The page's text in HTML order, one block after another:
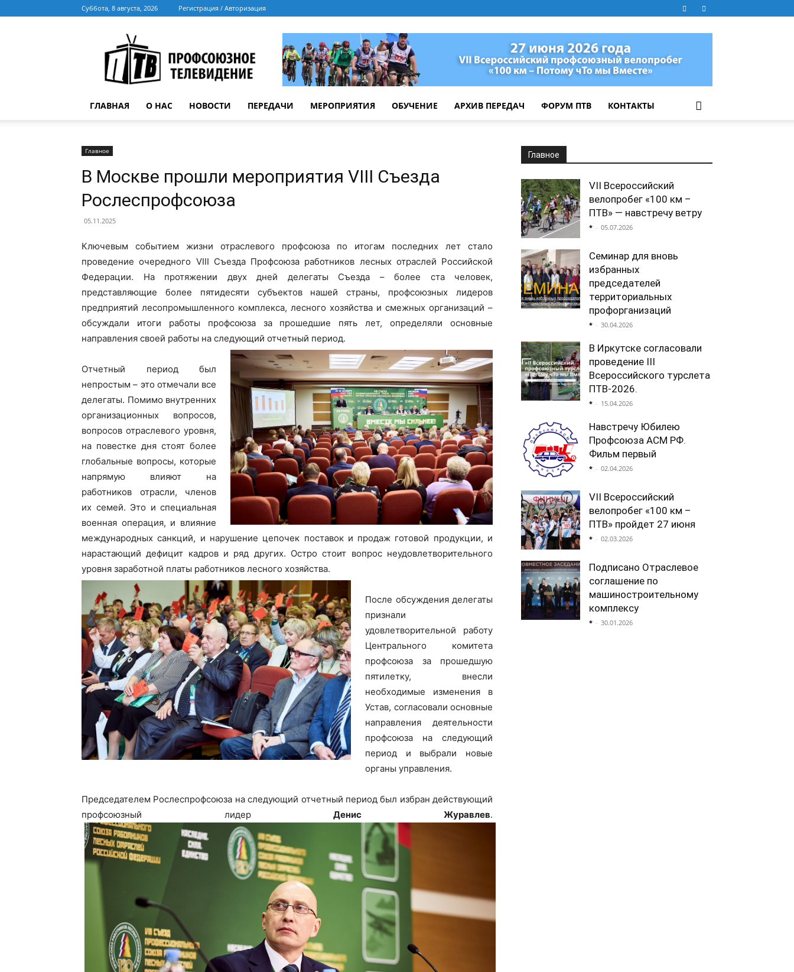
Суббота, 8 августа, 2026 Регистрация / Авторизация
ТВ
ГЛАВНАЯ О НАС НОВОСТИ ПЕРЕДАЧИ МЕРОПРИЯТИЯ ОБУЧЕНИЕ АРХИВ ПЕРЕДАЧ ФОРУМ ПТВ КОНТАКТЫ
Главное
В Москве прошли мероприятия VIII Съезда
Рослеспрофсоюза
05.11.2025
Ключевым событием жизни отраслевого профсоюза по итогам последних лет стало
проведение очередного VIII Съезда Профсоюза работников лесных отраслей Российской
Федерации. На протяжении двух дней делегаты Съезда – более ста человек,
представляющие более пятидесяти субъектов нашей страны, профсоюзных лидеров
предприятий лесопромышленного комплекса, лесного хозяйства и смежных организаций –
обсуждали итоги работы профсоюза за прошедшие пять лет, определяли основные
направления своей работы на следующий отчетный период.
Отчетный период был
непростым – это отмечали все
делегаты. Помимо внутренних
организационных вопросов,
вопросов отраслевого уровня,
на повестке дня стоят более
глобальные вопросы, которые
напрямую влияют на
работников отрасли, членов
их семей. Это и специальная
военная операция, и влияние
международных санкций, и нарушение цепочек поставок и продаж готовой продукции, и
нарастающий дефицит кадров и ряд других. Остро стоит вопрос неудовлетворительного
уровня заработной платы работников лесного хозяйства.
После обсуждения делегаты
признали
удовлетворительной работу
Центрального комитета
профсоюза за прошедшую
пятилетку, внесли
необходимые изменения в
Устав, согласовали основные
направления деятельности
профсоюза на следующий
период и выбрали новые
органы управления.
Председателем Рослеспрофсоюза на следующий отчетный период был избран действующий
профсоюзный лидер Денис Журавлев.
Главное
VII Всероссийский
велопробег «100 км –
ПТВ» — навстречу ветру
* - 05.07.2026
Семинар для вновь
избранных
председателей
территориальных
профорганизаций
* - 30.04.2026
В Иркутске согласовали
проведение III
Всероссийского турслета
ПТВ-2026.
* - 15.04.2026
Навстречу Юбилею
Профсоюза АСМ РФ.
Фильм первый
* - 02.04.2026
VII Всероссийский
велопробег «100 км –
ПТВ» пройдет 27 июня
* - 02.03.2026
Подписано Отраслевое
соглашение по
машиностроительному
комплексу
* - 30.01.2026